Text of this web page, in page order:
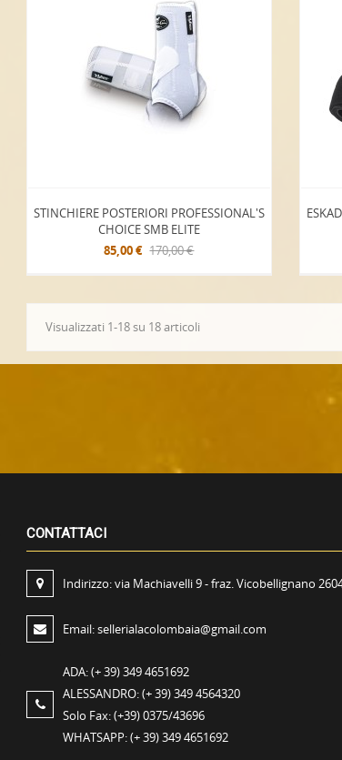
STINCHIERE POSTERIORI PROFESSIONAL'S
CHOICE SMB ELITE
85,00 € 170,00 €
Visualizzati 1-18 su 18 articoli
CONTATTACI
Indirizzo:via Machiavelli 9 - fraz. Vicobellignano
Email:sellerialacolombaia@gmail.com
ADA:(+ 39) 349 4651692
ALESSANDRO:(+ 39) 349 4564320
Solo Fax:(+39) 0375/43696
WHATSAPP:(+ 39) 349 4651692